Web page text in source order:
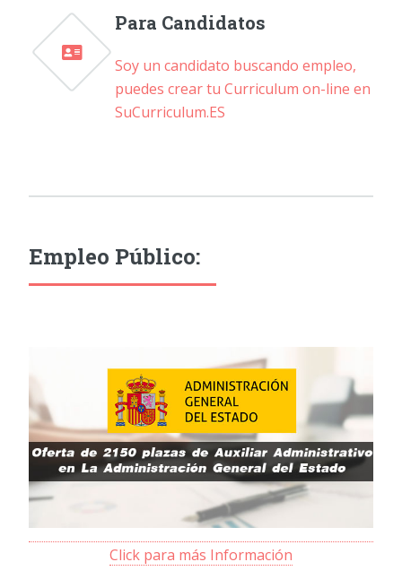
Para Candidatos
Soy un candidato buscando empleo,
puedes crear tu Curriculum on-line en
SuCurriculum.ES
Empleo Público:
Click para más Información